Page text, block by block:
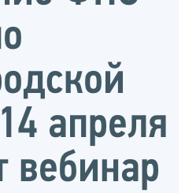
апреля
вебинар